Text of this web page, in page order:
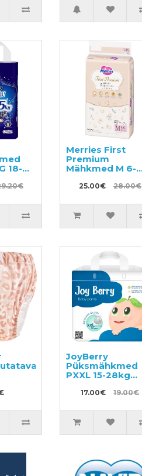
18-
Merries First
Premium
Mähkmed M 6-
25.00€ 28.00€
JoyBerry
Püksmähkmed
PXXL 15-28kg
17.00€ 19.00€